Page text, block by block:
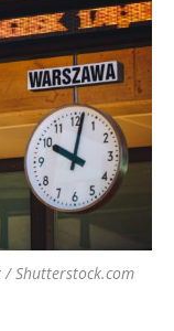
/ Shutterstock.com